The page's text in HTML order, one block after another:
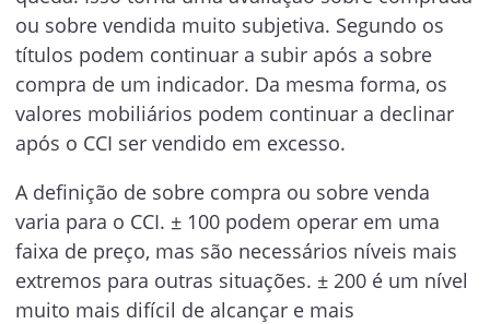
ou sobre vendida muito subjetiva. Segundo os
títulos podem continuar a subir após a sobre
compra de um indicador. Da mesma forma, os
valores mobiliários podem continuar a declinar
após o CCI ser vendido em excesso.
A definição de sobre compra ou sobre venda
varia para o CCI. ± 100 podem operar em uma
faixa de preço, mas são necessários níveis mais
extremos para outras situações. ± 200 é um nível
muito mais difícil de alcançar e mais